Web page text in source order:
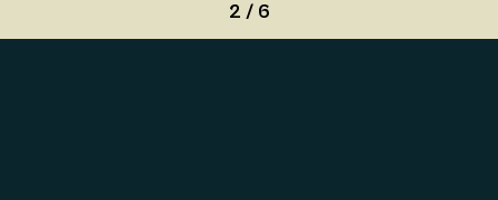
2 / 6